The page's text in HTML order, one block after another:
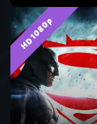
HD 1080p